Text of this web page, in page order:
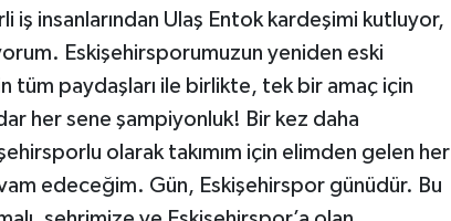
iş insanlarından Ulaş Entok kardeşimi kutluyor,
Eskişehirsporumuzun yeniden eski
tüm paydaşları ile birlikte, tek bir amaç için
her sene şampiyonluk! Bir kez daha
olarak takımım için elimden gelen her
edeceğim. Gün, Eskişehirspor günüdür. Bu